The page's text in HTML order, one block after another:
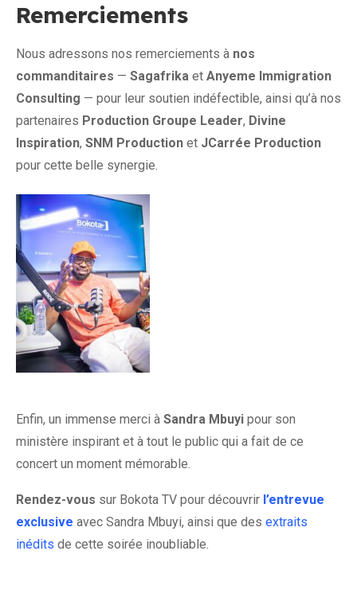
Remerciements
Nous adressons nos remerciements à nos
commanditaires — Sagafrika et Anyeme Immigration
Consulting — pour leur soutien indéfectible, ainsi qu’à nos
partenaires Production Groupe Leader, Divine
Inspiration, SNM Production et JCarrée Production
pour cette belle synergie.
Enfin, un immense merci à Sandra Mbuyi pour son
ministère inspirant et à tout le public qui a fait de ce
concert un moment mémorable.
Rendez-vous sur Bokota TV pour découvrir l’entrevue
exclusive avec Sandra Mbuyi, ainsi que des extraits
inédits de cette soirée inoubliable.